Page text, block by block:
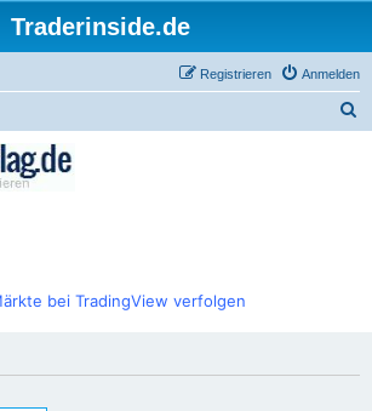
Traderinside.de
Anmelden
Registrieren
bei TradingView verfolgen